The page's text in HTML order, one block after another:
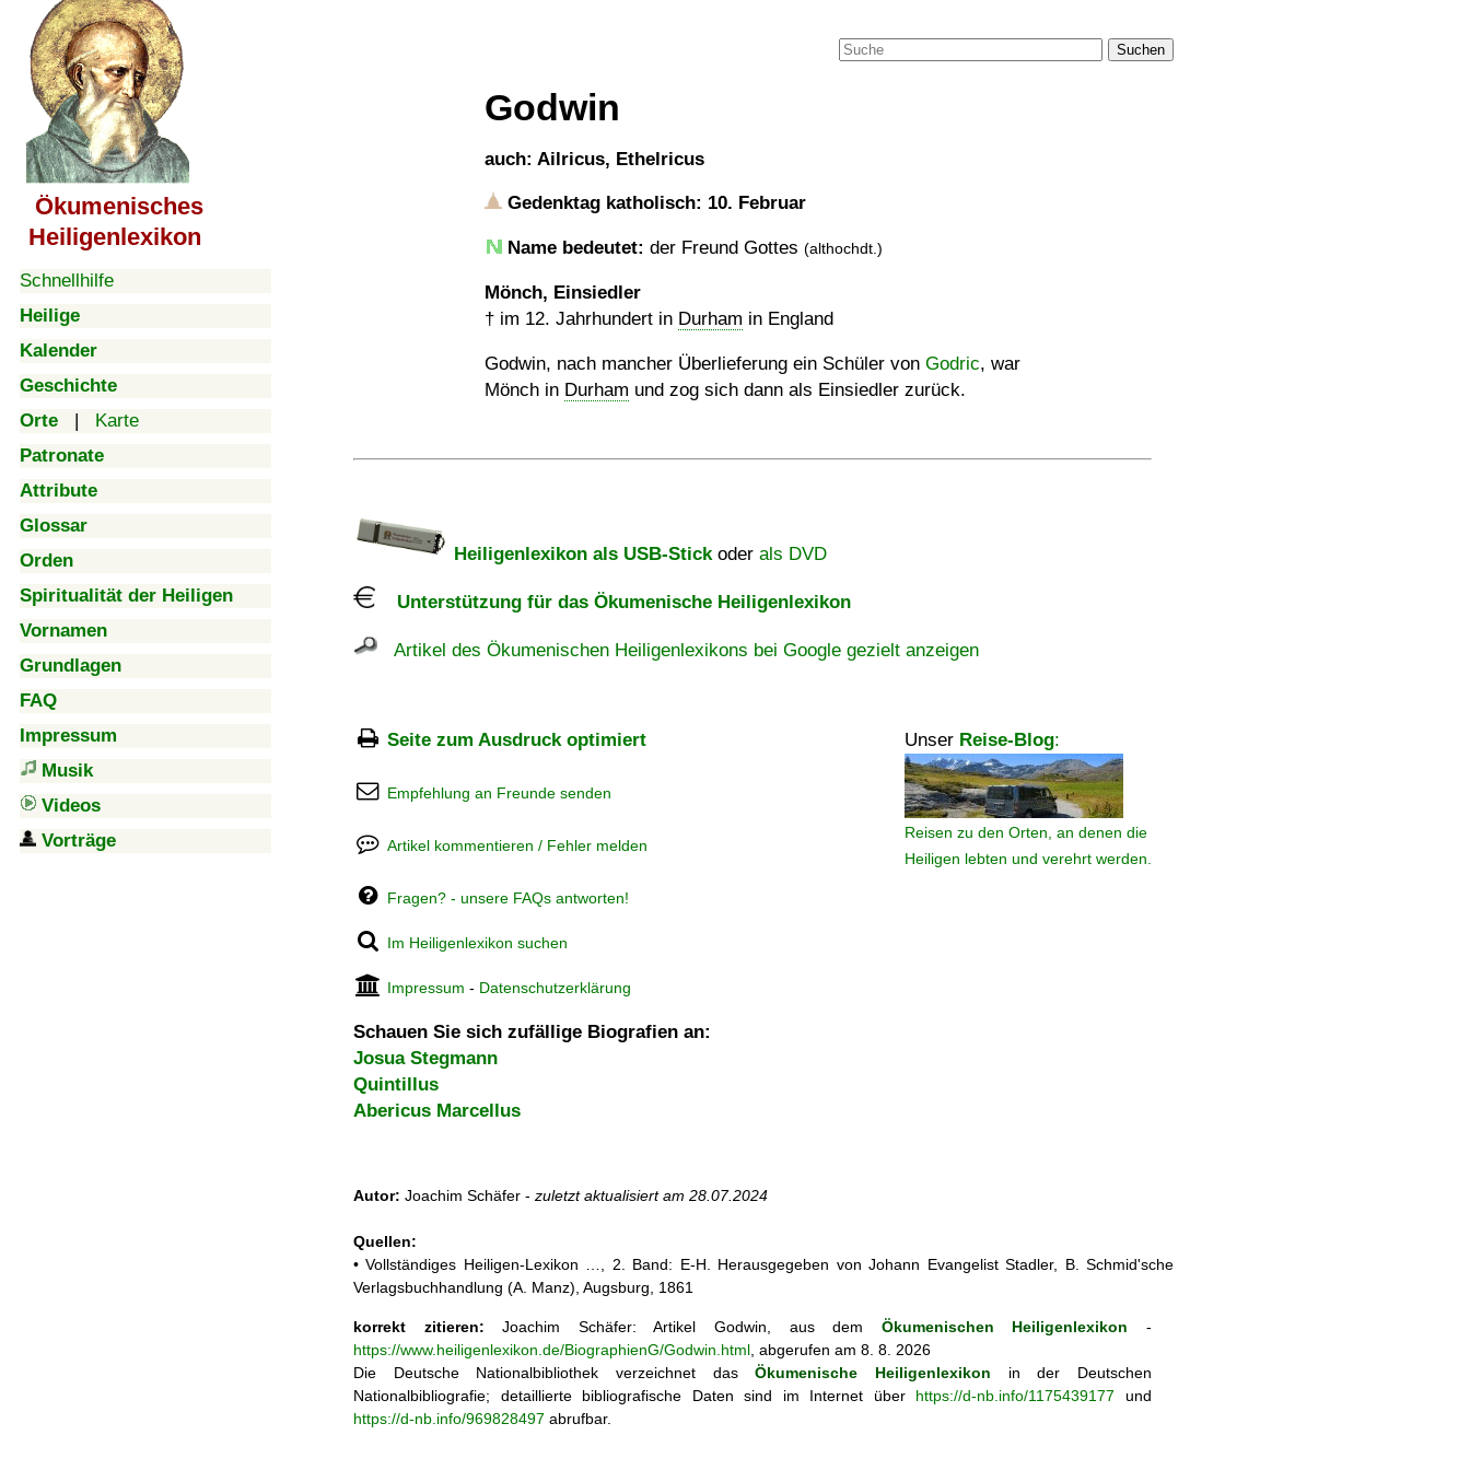
Ökumenisches
Heiligenlexikon
Schnellhilfe
Heilige
Kalender
Geschichte
Orte | Karte
Patronate
Attribute
Glossar
Orden
Spiritualität der Heiligen
Vornamen
Grundlagen
FAQ
Impressum
Musik
Videos
Vorträge
Suchen
Godwin
auch: Ailricus, Ethelricus
Gedenktag katholisch: 10. Februar
Name bedeutet: der Freund Gottes (althochdt.)
Mönch, Einsiedler
† im 12. Jahrhundert in Durham in England
Godwin, nach mancher Überlieferung ein Schüler von Godric, war
Mönch in Durham und zog sich dann als Einsiedler zurück.
Heiligenlexikon als USB-Stickoder als DVD
Unterstützung für das Ökumenische Heiligenlexikon
Artikel des Ökumenischen Heiligenlexikons bei Google gezielt anzeigen
Seite zum Ausdruck optimiert Unser Reise-Blog:
Reisen zu den Orten, an denen die
Heiligen lebten und verehrt werden.
Empfehlung an Freunde senden
Artikel kommentieren / Fehler melden
Fragen? - unsere FAQs antworten!
Im Heiligenlexikon suchen
Impressum - Datenschutzerklärung
Schauen Sie sich zufällige Biografien an:
Josua Stegmann
Quintillus
Abericus Marcellus
Autor: Joachim Schäfer - zuletzt aktualisiert am 28.07.2024
Quellen:
• Vollständiges Heiligen-Lexikon …, 2. Band: E-H. Herausgegeben von Johann Evangelist Stadler, B. Schmid'sche
Verlagsbuchhandlung (A. Manz), Augsburg, 1861
korrekt zitieren: Joachim Schäfer: ArtikelGodwin, aus dem Ökumenischen Heiligenlexikon -
https://www.heiligenlexikon.de/BiographienG/Godwin.html , abgerufen am 8. 8. 2026
Die Deutsche Nationalbibliothek verzeichnet dasÖkumenische Heiligenlexikon in der Deutschen
Nationalbibliografie; detaillierte bibliografische Daten sind im Internet über https://d-nb.info/1175439177 und
https://d-nb.info/969828497 abrufbar.